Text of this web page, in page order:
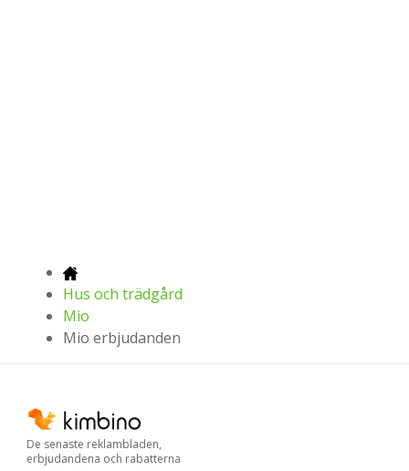
Hus och trädgård
Mio
Mio erbjudanden
De senaste reklambladen,
erbjudandena och rabatterna